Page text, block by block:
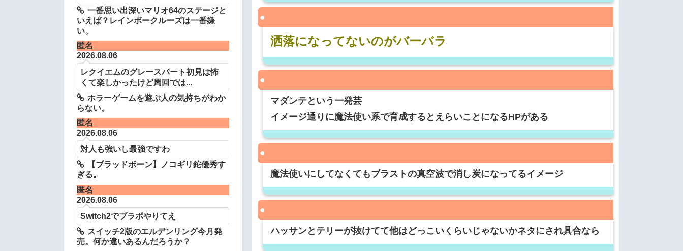
洒落になってないのがバーバラ
マダンテという一発芸
イメージ通りに魔法使い系で育成するとえらいことになるHPがある
魔法使いにしてなくてもブラストの真空波で消し炭になってるイメージ
ハッサンとテリーが抜けてて他はどっこいくらいじゃないかネタにされ具合なら
一番思い出深いマリオ64のステージと
いえば？レインボークルーズは一番嫌
い。
匿名
2026.08.06
レクイエムのグレースパート初見は怖
くて楽しかったけど周回では...
ホラーゲームを遊ぶ人の気持ちがわか
らない。
匿名
2026.08.06
対人も強いし最強ですわ
【ブラッドボーン】ノコギリ鉈優秀す
ぎる。
匿名
2026.08.06
Switch2でブラボやりてえ
スイッチ2版のエルデンリング今月発
売。何か違いあるんだろうか？